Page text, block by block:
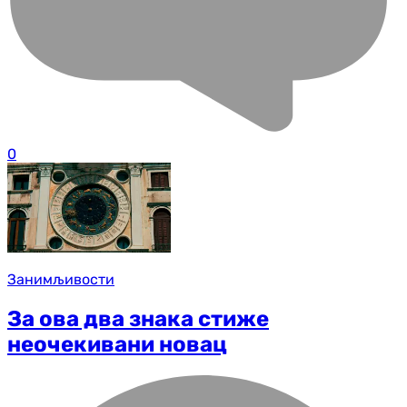
0
Занимљивости
За ова два знака стиже
неочекивани новац